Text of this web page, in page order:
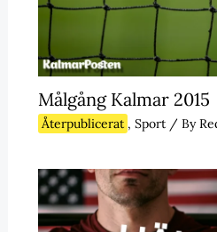
Målgång Kalmar 2015
Återpublicerat , Sport/ By